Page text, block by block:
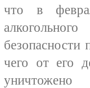
что в
безопасности
чего от его